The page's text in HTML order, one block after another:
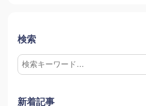
検索
新着記事